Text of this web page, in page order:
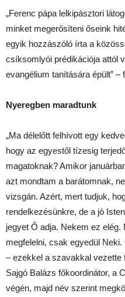
„Ferenc pápa lelkipásztori
minket megerősíteni őseink
egyik hozzászóló írta a
csíksomlyói prédikációja attól
evangélium tanítására épült”
Nyeregben maradtunk
„Ma délelőtt felhívott egy
hogy az egyestől tízesig
magatoknak? Amikor
azt mondtam a barátomnak,
vizsgán. Azért, mert tudjuk,
rendelkezésünkre, de a jó
jegyet Ő adja. Nekem ez
megfelelni, csak egyedül
– ezekkel a szavakkal
Sajgó Balázs főkoordinátor, a
végén, majd név szerint